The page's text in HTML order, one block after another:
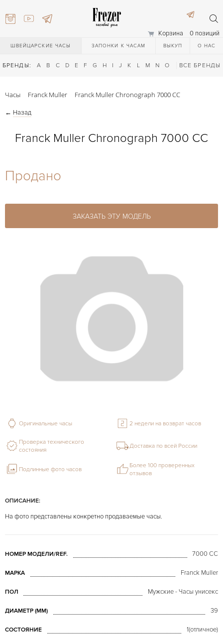
Корзина 0 позиций
ШВЕЙЦАРСКИЕ ЧАСЫ ЗАПОНКИ К ЧАСАМ ВЫКУП О НАС
БРЕНДЫ: A B C D E F G H I J K L M N O Q R S T
ВСЕ БРЕНДЫ
27-44
27-44
Часы Franck Muller Franck Muller Chronograph 7000 CC
← Назад
Franck Muller Chronograph 7000 CC
Продано
ЗАКАЗАТЬ ЭТУ МОДЕЛЬ
ОПИСАНИЕ:
На фото представлены конкретно продаваемые часы.
НОМЕР МОДЕЛИ/REF. 7000 CC
МАРКА Franck Muller
ПОЛ Мужские - Часы унисекс
ДИАМЕТР (MM) 39
СОСТОЯНИЕ 1(отличное)
Оригинальные часы 2 недели на возврат часов
Проверка технического
состояния
Доставка по всей России
Подлинные фото часов
Более 100 проверенных
отзывов